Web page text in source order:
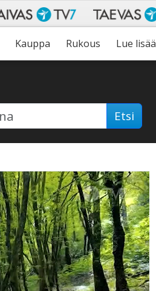
Kauppa Rukous Lue lisää
Etsi